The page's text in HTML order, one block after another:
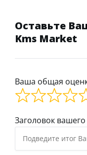
Оставьте
Kms Market
Ваша общая
Заголовок